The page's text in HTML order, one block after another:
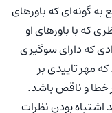
گونه‌ای که باورهای
که با باورهای او
که دارای سوگیری
مهر تاییدی بر
خطا و ناقص باشد.
اشتباه بودن نظرات